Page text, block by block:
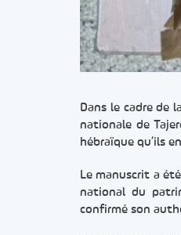
Dans le cadre de
nationale de
hébraïque qu’ils
Le manuscrit a
national du
confirmé son